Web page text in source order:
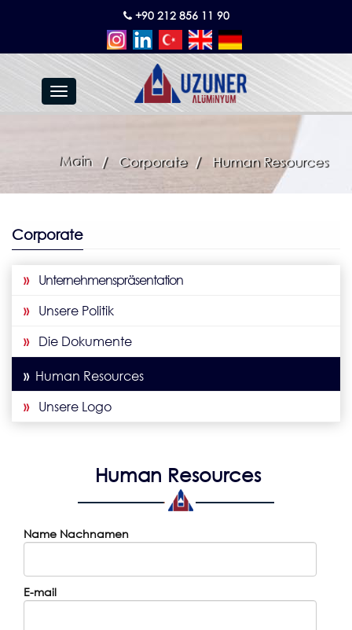
+90 212 856 11 90
Toggle
navigation
Main Corporate Human Resources
Corporate
»
Unternehmenspräsentation
»Unsere Politik
»Die Dokumente
» Human Resources
»Unsere Logo
Human Resources
Name Nachnamen
E-mail